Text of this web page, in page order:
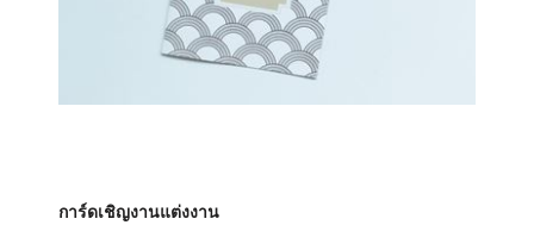
การ์ดเชิญงานแต่งงาน